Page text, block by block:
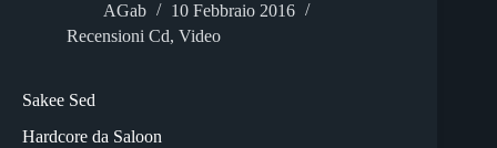
AGab
10 Febbraio 2016
Recensioni Cd, Video
Sakee Sed
Hardcore da Saloon